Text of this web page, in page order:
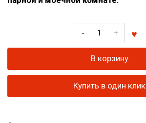
Количество
товара
500*600,
материал
коробки
В корзину
Купить в один клик